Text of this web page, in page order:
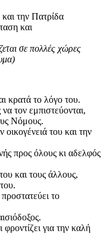
την Πατρίδα
και
σε πολλές χώρες
κρατά το λόγο του.
τον εμπιστεύονται,
Νόμους.
του και την
προς όλους κι αδελφός
και τους άλλους,
το
για την καλή